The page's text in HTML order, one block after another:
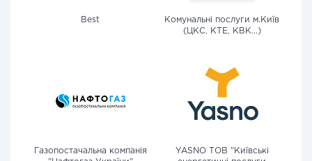
Best
Комунальні послуги м.Київ
(ЦКС, КТЕ, КВК...)
Газопостачальна компанія
YASNO ТОВ "Київські